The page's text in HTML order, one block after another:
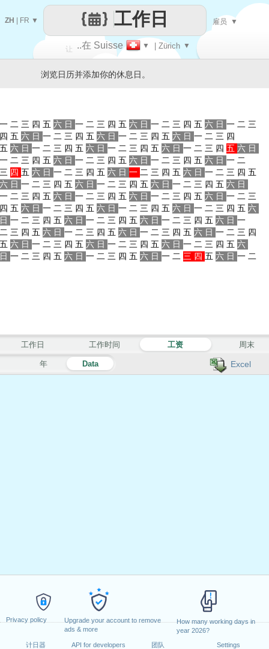
Privacy policy
Upgrade your account to remove
ads & more
How many working days in
year 2026?
计日器
API for developers
团队
Settings
让 ..在 Suisse ▼ | Zürich ▼
工作日
ZH FR ▼ 雇员 ▼
Excel
浏览日历并添加你的休息日。
一 二 三 四 五 六 日 一 二 三 四 五 六 日 一 二 三 四 五 六 日 一 二 三
四 五 六 日 一 二 三 四 五 六 日 一 二 三 四 五 六 日 一 二 三 四
五 六 日 一 二 三 四 五 六 日 一 二 三 四 五 六 日 一 二 三 四 五 六 日
一 二 三 四 五 六 日 一 二 三 四 五 六 日 一 二 三 四 五 六 日 一 二
三 四 五 六 日 一 二 三 四 五 六 日 一 二 三 四 五 六 日 一 二 三 四 五
六 日 一 二 三 四 五 六 日 一 二 三 四 五 六 日 一 二 三 四 五 六 日
一 二 三 四 五 六 日 一 二 三 四 五 六 日 一 二 三 四 五 六 日 一 二 三
四 五 六 日 一 二 三 四 五 六 日 一 二 三 四 五 六 日 一 二 三 四 五 六
日 一 二 三 四 五 六 日 一 二 三 四 五 六 日 一 二 三 四 五 六 日 一
二 三 四 五 六 日 一 二 三 四 五 六 日 一 二 三 四 五 六 日 一 二 三 四
五 六 日 一 二 三 四 五 六 日 一 二 三 四 五 六 日 一 二 三 四 五 六
日 一 二 三 四 五 六 日 一 二 三 四 五 六 日 一 二 三 四 五 六 日 一 二
年 Data
工作日 工作时间 工资 周末